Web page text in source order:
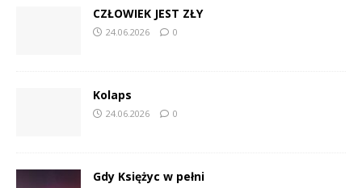
CZŁOWIEK JEST ZŁY
24.06.2026 0
Kolaps
24.06.2026 0
Gdy Księżyc w pełni